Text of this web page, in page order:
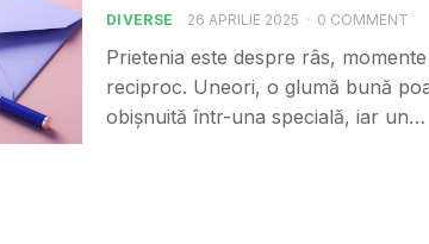
DIVERSE 26 APRILIE 2025 · 0 COMMENT
Prietenia este despre râs,
reciproc. Uneori, o glumă bună
obișnuită într-una specială, iar un…